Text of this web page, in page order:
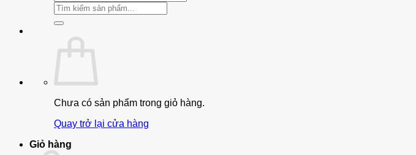
Tìm
kiếm:
Chưa có sản phẩm trong giỏ hàng.
Quay trở lại cửa hàng
Giỏ hàng